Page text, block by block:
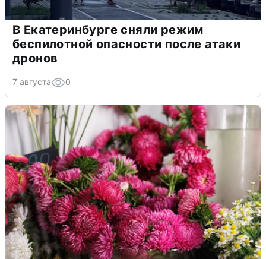
В Екатеринбурге сняли режим
беспилотной опасности после атаки
дронов
7 августа 0